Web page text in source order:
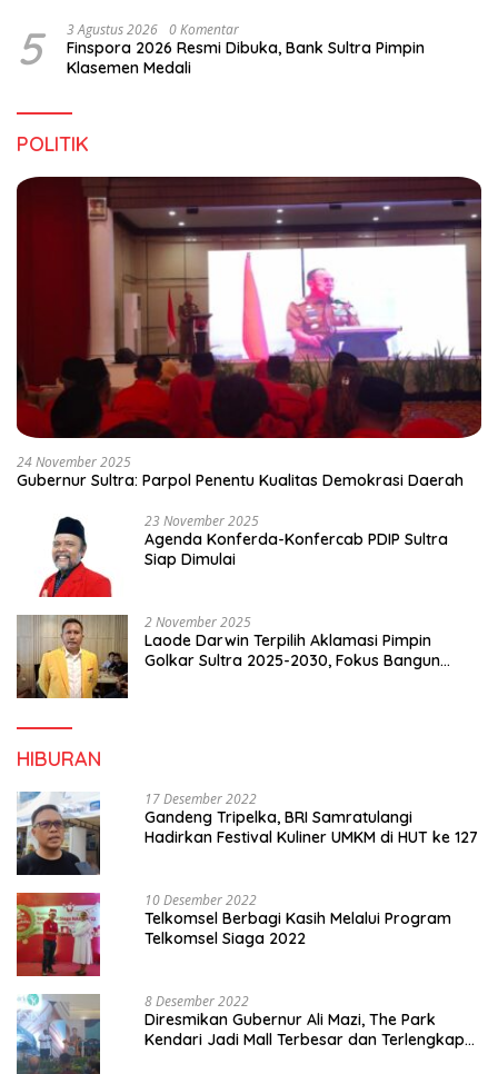
5 3 Agustus 2026 0 Komentar
Finspora 2026 Resmi Dibuka, Bank Sultra Pimpin
Klasemen Medali
POLITIK
24 November 2025
Gubernur Sultra: Parpol Penentu Kualitas Demokrasi Daerah
23 November 2025
Agenda Konferda-Konfercab PDIP Sultra
Siap Dimulai
2 November 2025
Laode Darwin Terpilih Aklamasi Pimpin
Golkar Sultra 2025-2030, Fokus Bangun
HIBURAN
17 Desember 2022
Gandeng Tripelka, BRI Samratulangi
Hadirkan Festival Kuliner UMKM di HUT ke 127
10 Desember 2022
Telkomsel Berbagi Kasih Melalui Program
Telkomsel Siaga 2022
8 Desember 2022
Diresmikan Gubernur Ali Mazi, The Park
Kendari Jadi Mall Terbesar dan Terlengkap